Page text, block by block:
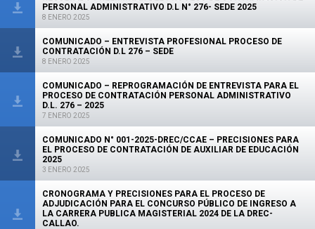
PERSONAL ADMINISTRATIVO D.L N° 276- SEDE 2025
8 ENERO 2025
COMUNICADO – ENTREVISTA PROFESIONAL PROCESO DE
CONTRATACIÓN D.L 276 – SEDE
8 ENERO 2025
COMUNICADO – REPROGRAMACIÓN DE ENTREVISTA PARA EL
PROCESO DE CONTRATACIÓN PERSONAL ADMINISTRATIVO
D.L. 276 – 2025
7 ENERO 2025
COMUNICADO N° 001-2025-DREC/CCAE – PRECISIONES PARA
EL PROCESO DE CONTRATACIÓN DE AUXILIAR DE EDUCACIÓN
2025
3 ENERO 2025
CRONOGRAMA Y PRECISIONES PARA EL PROCESO DE
ADJUDICACIÓN PARA EL CONCURSO PÚBLICO DE INGRESO A
LA CARRERA PUBLICA MAGISTERIAL 2024 DE LA DREC-
CALLAO.